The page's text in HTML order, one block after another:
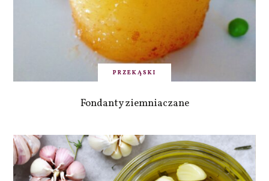
PRZEKĄSKI
Fondanty ziemniaczane